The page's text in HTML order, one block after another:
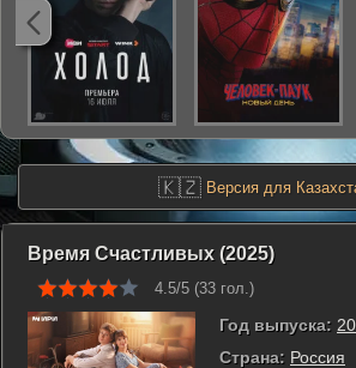
🇰🇿 Версия для
Время Счастливых (2025)
4.5/5 (33 гол.)
Год выпуска:
Страна: Россия